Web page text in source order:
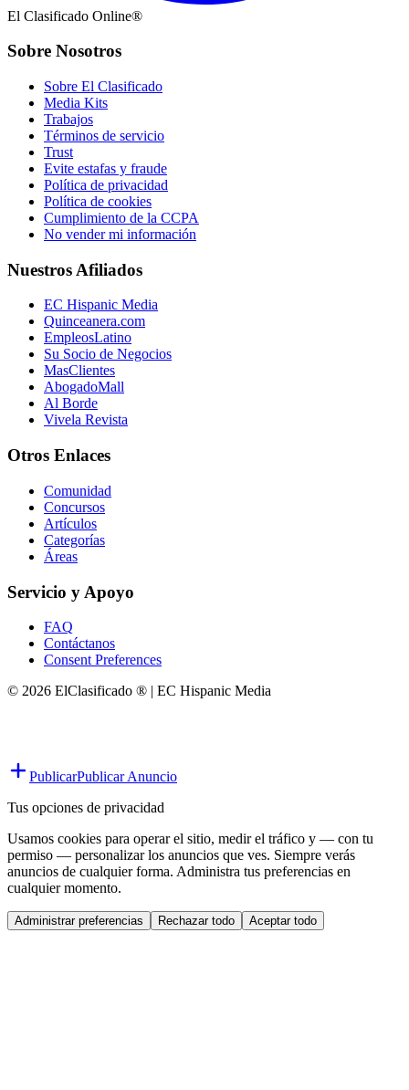
El Clasificado Online®
Sobre Nosotros
Sobre El Clasificado
Media Kits
Trabajos
Términos de servicio
Trust
Evite estafas y fraude
Política de privacidad
Política de cookies
Cumplimiento de la CCPA
No vender mi información
Nuestros Afiliados
EC Hispanic Media
Quinceanera.com
EmpleosLatino
Su Socio de Negocios
MasClientes
AbogadoMall
Al Borde
Vivela Revista
Otros Enlaces
Comunidad
Concursos
Artículos
Categorías
Áreas
Servicio y Apoyo
FAQ
Contáctanos
Consent Preferences
© 2026 ElClasificado ® | EC Hispanic Media
PublicarPublicar Anuncio
Tus opciones de privacidad
Usamos cookies para operar el sitio, medir el tráfico y — con tu
permiso — personalizar los anuncios que ves. Siempre verás
anuncios de cualquier forma. Administra tus preferencias en
cualquier momento.
Administrar preferencias Rechazar todo Aceptar todo